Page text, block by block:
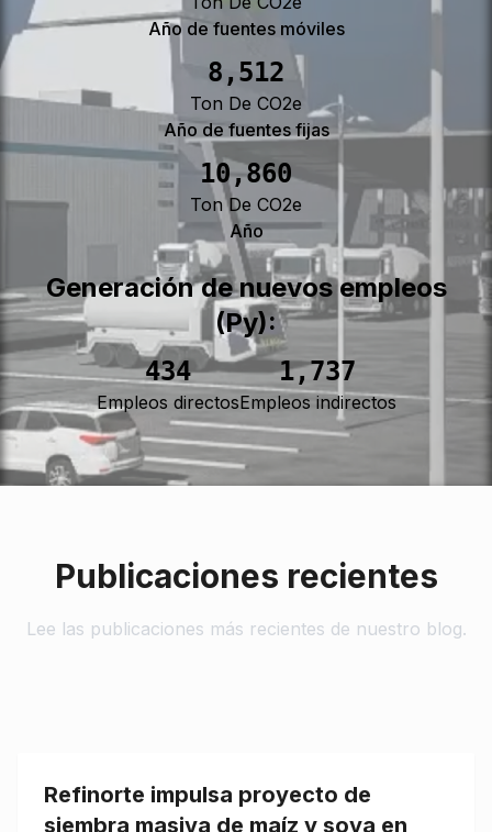
Año de fuentes móviles
9,271
Ton De CO2e
Año de fuentes fijas
11,828
Ton De CO2e
Año
Generación de nuevos empleos
(Py):
473
Empleos directos
1,892
Empleos indirectos
Publicaciones recientes
Lee las publicaciones más recientes de nuestro blog.
Refinorte impulsa proyecto de
siembra masiva de maíz y soya en